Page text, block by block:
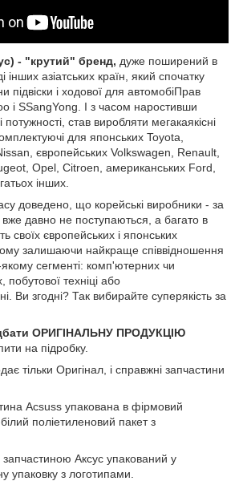
- "крутий" бренд, дуже поширений в
інших азіатських країн, який спочатку
підвіски і ходової для автомобіПрав
і SSangYong. І з часом наростивши
потужності, став виробляти мегакаякісні
для японських Toyota,
європейських Volkswagen, Renault,
Opel, Citroen, американських Ford,
інших.
доведено, що корейські виробники - за
вже давно не поступаються, а багато в
своїх європейських і японських
залишаючи найкраще співвідношення
якому сегменті: комп'ютерних чи
побутової техніці або
Ви згодні? Так вибирайте суперякість за
ОРИГІНАЛЬНУ ПРОДУКЦІЮ
на підробку.
тільки Оригінал, і справжні запчастини
Acsuss упакована в фірмовий
поліетиленовий пакет з
Аксус упакований у
упаковку з логотипами.